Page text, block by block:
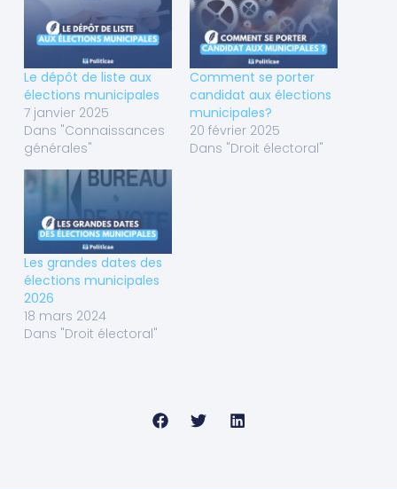
Le dépôt de liste aux
élections municipales
7 janvier 2025
Dans "Connaissances
générales"
Comment se porter
candidat aux élections
municipales?
20 février 2025
Dans "Droit électoral"
Les grandes dates des
élections municipales
2026
18 mars 2024
Dans "Droit électoral"